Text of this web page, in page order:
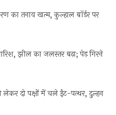
का तनाव खत्म, कुल्हाल बॉर्डर पर
झील का जलस्तर बढ़ा; पेड़ गिरने
दो पक्षों में चले ईंट-पत्थर, दुल्हन